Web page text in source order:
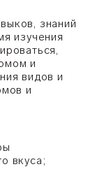
знаний
изучения
и
видов и
и
вкуса;